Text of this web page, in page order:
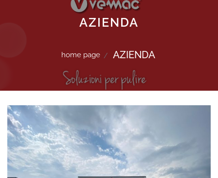
AZIENDA
home page AZIENDA